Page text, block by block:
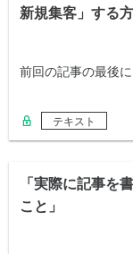
新規集客」する
前回の記事の最後
テキスト
「実際に記事を
こと」